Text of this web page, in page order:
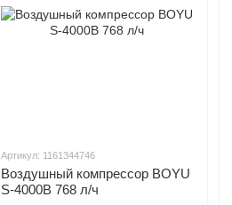
Артикул: 1161344746
Воздушный компрессор BOYU
S-4000B 768 л/ч